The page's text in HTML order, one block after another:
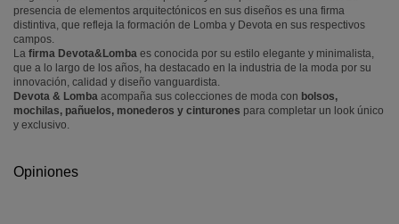
presencia de elementos arquitectónicos en sus diseños es una firma
distintiva, que refleja la formación de Lomba y Devota en sus respectivos
campos.
La firma Devota&Lomba es conocida por su estilo elegante y minimalista,
que a lo largo de los años, ha destacado en la industria de la moda por su
innovación, calidad y diseño vanguardista.
Devota & Lomba acompaña sus colecciones de moda con bolsos,
mochilas, pañuelos, monederos y cinturones para completar un look único
y exclusivo.
Opiniones